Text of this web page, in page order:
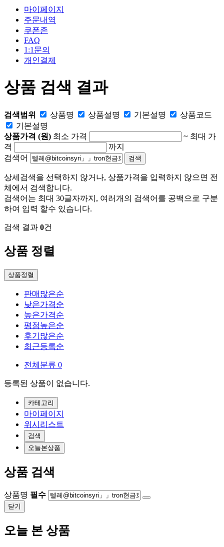
마이페이지
주문내역
쿠폰존
FAQ
1:1문의
개인결제
상품 검색 결과
검색범위 상품명 상품설명 기본설명 상품코드
기본설명
상품가격 (원) 최소 가격 ~ 최대 가
격
까지
검색어
상세검색을 선택하지 않거나, 상품가격을 입력하지 않으면 전
체에서 검색합니다.
검색어는 최대 30글자까지, 여러개의 검색어를 공백으로 구분
하여 입력 할수 있습니다.
검색 결과 0건
상품 정렬
상품정렬
판매많은순
낮은가격순
높은가격순
평점높은순
후기많은순
최근등록순
전체분류 0
등록된 상품이 없습니다.
카테고리
마이페이지
위시리스트
검색
오늘본상품
상품 검색
상품명 필수
닫기
오늘 본 상품